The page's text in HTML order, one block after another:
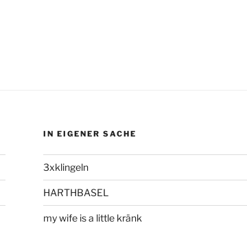
IN EIGENER SACHE
3xklingeln
HARTHBASEL
my wife is a little kränk